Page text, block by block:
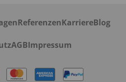
ReferenzenKarriereBlog
AGBImpressum